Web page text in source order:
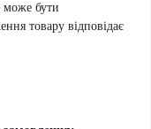
може бути
товару відповідає